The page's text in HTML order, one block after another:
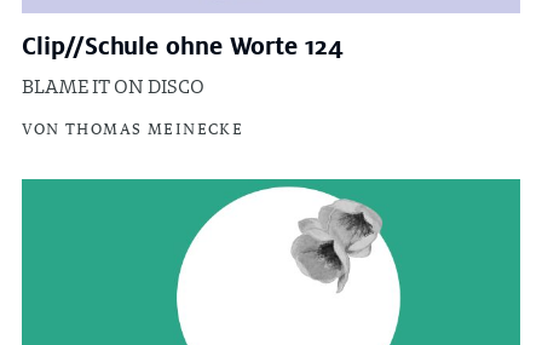
Clip//Schule ohne Worte 124
BLAME IT ON DISCO
VON THOMAS MEINECKE